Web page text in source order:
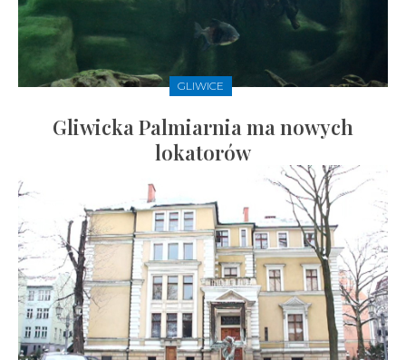
GLIWICE
Gliwicka Palmiarnia ma nowych
lokatorów